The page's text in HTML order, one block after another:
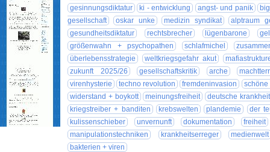
gesinnungsdiktatur
ki - entwicklung angst- und panik
gesellschaft
oskar unke medizin syndikat
alptraum
gesundheitsdiktatur
rechtsbrecher lügenbarone
größenwahn + psychopathen
schlafmichel
überlebensstrategie
weltkriegsgefahr akut
zukunft 2025/26
gesellschaftskritik arche
virenhysterie
techno revolution fremdeninvasion
schöne
widerstand + boykott
meinungsfreiheit
deutsche krankheit
kriegstreiber + banditen
krebswelten plandemie
der
kulissenschieber
unvernunft dokumentation
freiheit
manipulationstechniken
krankheitserreger
medienwelt
bakterien + viren